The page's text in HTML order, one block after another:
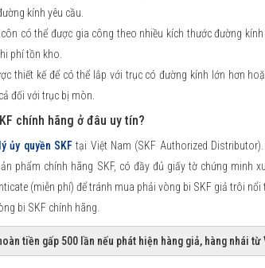
kính yêu cầu.
có thể được gia công theo nhiều kích thước đường
phí tồn kho.
thiết kế để có thể lắp với trục có đường kính lớn hơn
đối với trục bị mòn.
chính hãng ở đâu uy tín?
ủy quyền SKFtại Việt Nam (SKF Authorized
phẩm chính hãng SKF, có đầy đủ giấy tờ chứng minh
(miễn phí) để tránh mua phải vòng bi SKF giả trôi
bi SKF chính hãng.
tiền gấp 500 lần nếu phát hiện hàng giả, hàng nhái từ